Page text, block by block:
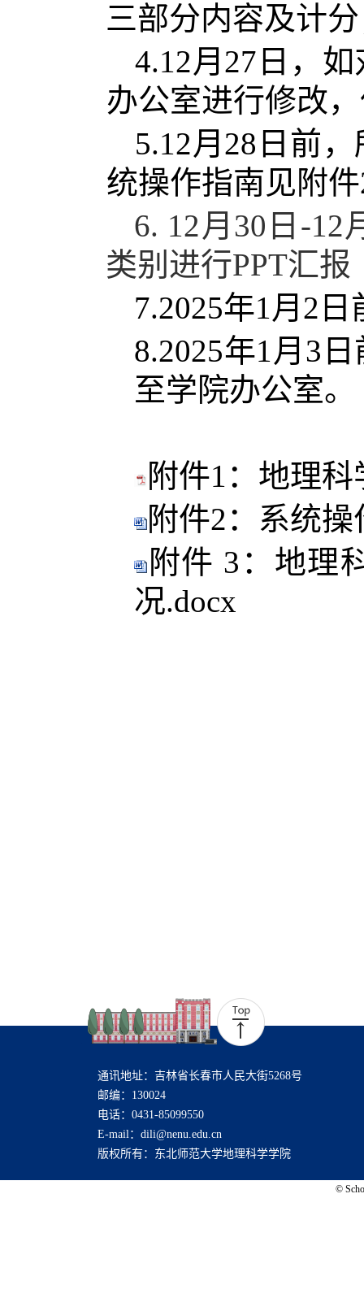
三部分内容及计
4.12月27日，
办公室进行修改
5.12月28日前
统操作指南见附
6. 12月30日-12
类别进行PPT汇
7.2025年1月2
8.2025年1月3
至学院办公室。
附件1：地理
附件2：系统操
附件 3：地理
况.docx
通讯地址：吉林省长春市人民大街5268号
邮编：130024
电话：0431-85099550
E-mail：dili@nenu.edu.cn
版权所有：东北师范大学地理科学学院
©